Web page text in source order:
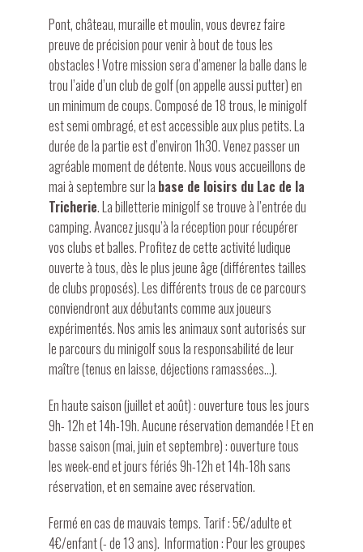
Pont, château, muraille et moulin, vous devrez faire
preuve de précision pour venir à bout de tous les
obstacles ! Votre mission sera d’amener la balle dans le
trou l’aide d’un club de golf (on appelle aussi putter) en
un minimum de coups. Composé de 18 trous, le minigolf
est semi ombragé, et est accessible aux plus petits. La
durée de la partie est d’environ 1h30. Venez passer un
agréable moment de détente. Nous vous accueillons de
mai à septembre sur la base de loisirs du Lac de la
Tricherie. La billetterie minigolf se trouve à l’entrée du
camping. Avancez jusqu’à la réception pour récupérer
vos clubs et balles. Profitez de cette activité ludique
ouverte à tous, dès le plus jeune âge (différentes tailles
de clubs proposés). Les différents trous de ce parcours
conviendront aux débutants comme aux joueurs
expérimentés. Nos amis les animaux sont autorisés sur
le parcours du minigolf sous la responsabilité de leur
maître (tenus en laisse, déjections ramassées…).
En haute saison (juillet et août) : ouverture tous les jours
9h- 12h et 14h-19h. Aucune réservation demandée ! Et en
basse saison (mai, juin et septembre) : ouverture tous
les week-end et jours fériés 9h-12h et 14h-18h sans
réservation, et en semaine avec réservation.
Fermé en cas de mauvais temps. Tarif : 5€/adulte et
4€/enfant (- de 13 ans). Information : Pour les groupes